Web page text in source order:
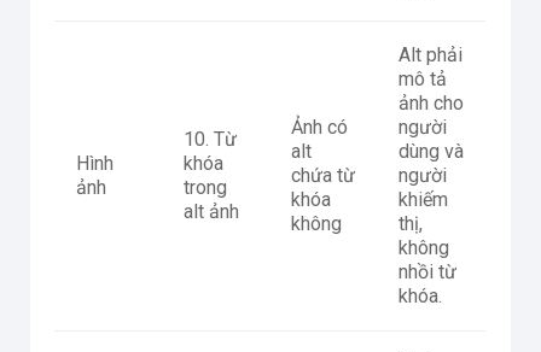
Hình
ảnh
10. Từ
khóa
trong
alt ảnh
Ảnh có
alt
chứa từ
khóa
không
Alt phải
mô tả
ảnh cho
người
dùng và
người
khiếm
thị,
không
nhồi từ
khóa.